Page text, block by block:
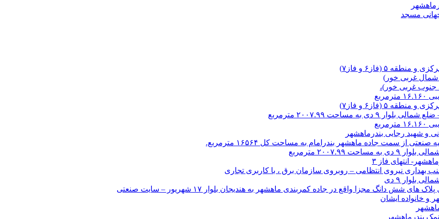
مسجد
۵ (فاز۶ و فاز۷)
شمال غربی خور)
جنوب غربی خور)،
۵ (فاز۶ و فاز۷)
و شهید رجایی بندرماهشهر
سمت جاده ماهشهر بندرامام به مساحت کل ۱۶۵۶۴ مترمربع.
بندرماهشهر